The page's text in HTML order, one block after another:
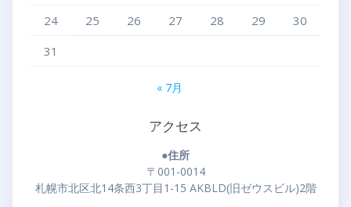
24
25 26 27 28 29
30
31
« 7月
アクセス
●住所
〒001-0014
札幌市北区北14条西3丁目1-15 AKBLD(旧ゼウスビル)2階